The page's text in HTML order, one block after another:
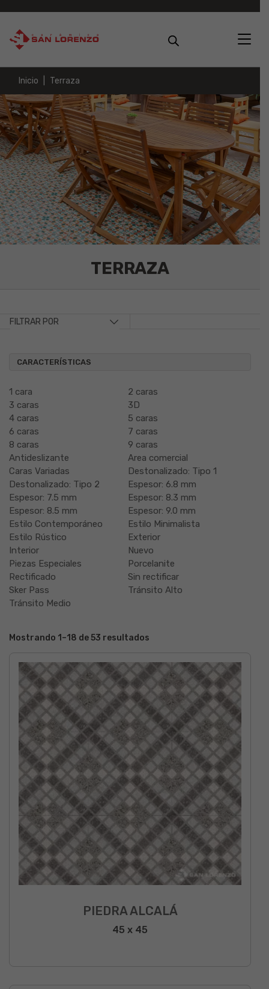
Inicio Terraza
TERRAZA
FILTRAR POR
CARACTERÍSTICAS
1 cara
2 caras
3 caras
3D
4 caras
5 caras
6 caras
7 caras
8 caras
9 caras
Antideslizante
Area comercial
Caras Variadas
Destonalizado: Tipo 1
Destonalizado: Tipo 2
Espesor: 6.8 mm
Espesor: 7.5 mm
Espesor: 8.3 mm
Espesor: 8.5 mm
Espesor: 9.0 mm
Estilo Contemporáneo
Estilo Minimalista
Estilo Rústico
Exterior
Interior
Nuevo
Piezas Especiales
Porcelanite
Rectificado
Sin rectificar
Sker Pass
Tránsito Alto
Tránsito Medio
Mostrando 1–18 de 53 resultados
PIEDRA ALCALÁ
45 x 45